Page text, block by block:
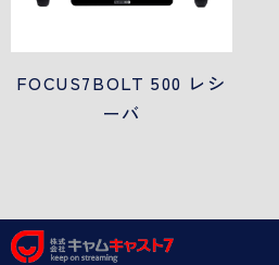
FOCUS7BOLT 500 レシ
ーバ